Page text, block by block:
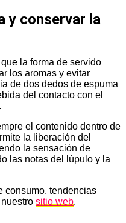
y conservar la
la forma de servido
los aromas y evitar
de dos dedos de espuma
del contacto con el
el contenido dentro de
la liberación del
la sensación de
las notas del lúpulo y la
consumo, tendencias
sitio web.